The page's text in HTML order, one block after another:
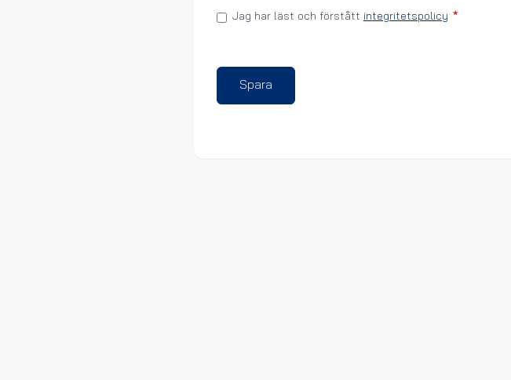
Jag har läst och förstått integritetspolicy